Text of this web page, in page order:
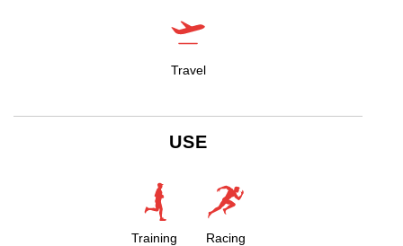
Travel
USE
Training Racing